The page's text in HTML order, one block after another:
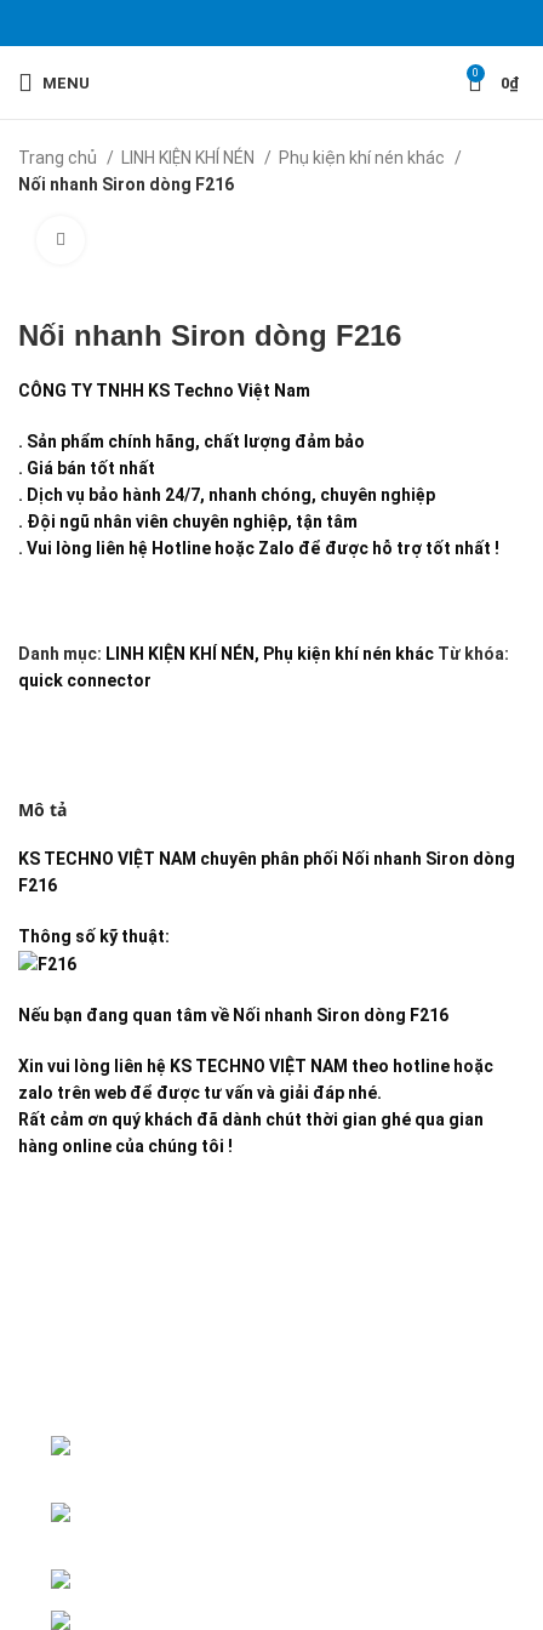
MENU
0
0₫
Trang chủ LINH KIỆN KHÍ NÉN
Phụ kiện khí nén khác
Nối nhanh Siron dòng F216
Nối nhanh Siron dòng F216
CÔNG TY TNHH KS Techno Việt Nam
. Sản phẩm chính hãng, chất lượng đảm bảo
. Giá bán tốt nhất
. Dịch vụ bảo hành 24/7, nhanh chóng, chuyên nghiệp
. Đội ngũ nhân viên chuyên nghiệp, tận tâm
. Vui lòng liên hệ Hotline hoặc Zalo để được hỗ trợ tốt nhất !
Danh mục: LINH KIỆN KHÍ NÉN , Phụ kiện khí nén khác Từ khóa:
quick connector
Mô tả
KS TECHNO VIỆT NAM chuyên phân phối Nối nhanh Siron dòng
F216
Thông số kỹ thuật:
Nếu bạn đang quan tâm về Nối nhanh Siron dòng F216
Xin vui lòng liên hệ KS TECHNO VIỆT NAM theo hotline hoặc
zalo trên web để được tư vấn và giải đáp nhé.
Rất cảm ơn quý khách đã dành chút thời gian ghé qua gian
hàng online của chúng tôi !